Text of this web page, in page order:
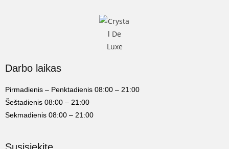
Darbo laikas
Pirmadienis – Penktadienis 08:00 – 21:00
Šeštadienis 08:00 – 21:00
Sekmadienis 08:00 – 21:00